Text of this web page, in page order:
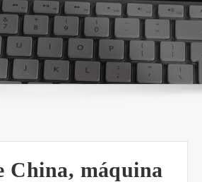
China, máquina